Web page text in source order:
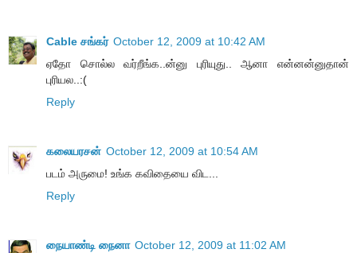
Cable சங்கர் October 12, 2009 at 10:42 AM
ஏதோ சொல்ல வர்றீங்க..ன்னு புரியுது.. ஆனா என்னன்னுதான்
புரியல..:(
Reply
கலையரசன் October 12, 2009 at 10:54 AM
படம் அருமை! உங்க கவிதையை விட...
Reply
நையாண்டி நைனா October 12, 2009 at 11:02 AM